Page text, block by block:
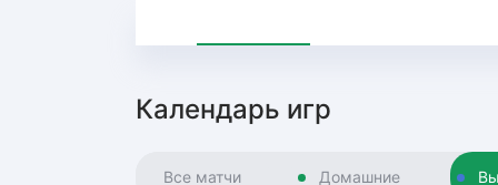
Динамо Мн
Календарь игр
Все матчи Домашние